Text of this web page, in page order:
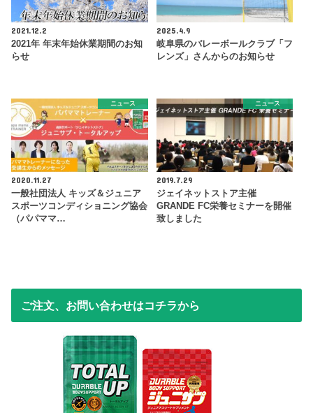
2021.12.2
2021年 年末年始休業期間のお知
らせ
2025.4.9
岐阜県のバレーボールクラブ「フ
レンズ」さんからのお知らせ
ニュース
2020.11.27
一般社団法人 キッズ＆ジュニア
スポーツコンディショニング協会
（パパママ…
ニュース
2019.7.29
ジェイネットストア主催
GRANDE FC栄養セミナーを開催
致しました
ご注文、お問い合わせはコチラから